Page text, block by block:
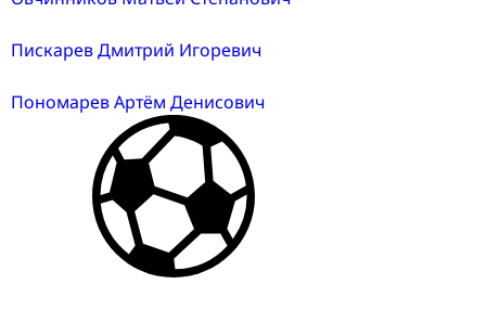
Пискарев Дмитрий Игоревич
Пономарев Артём Денисович